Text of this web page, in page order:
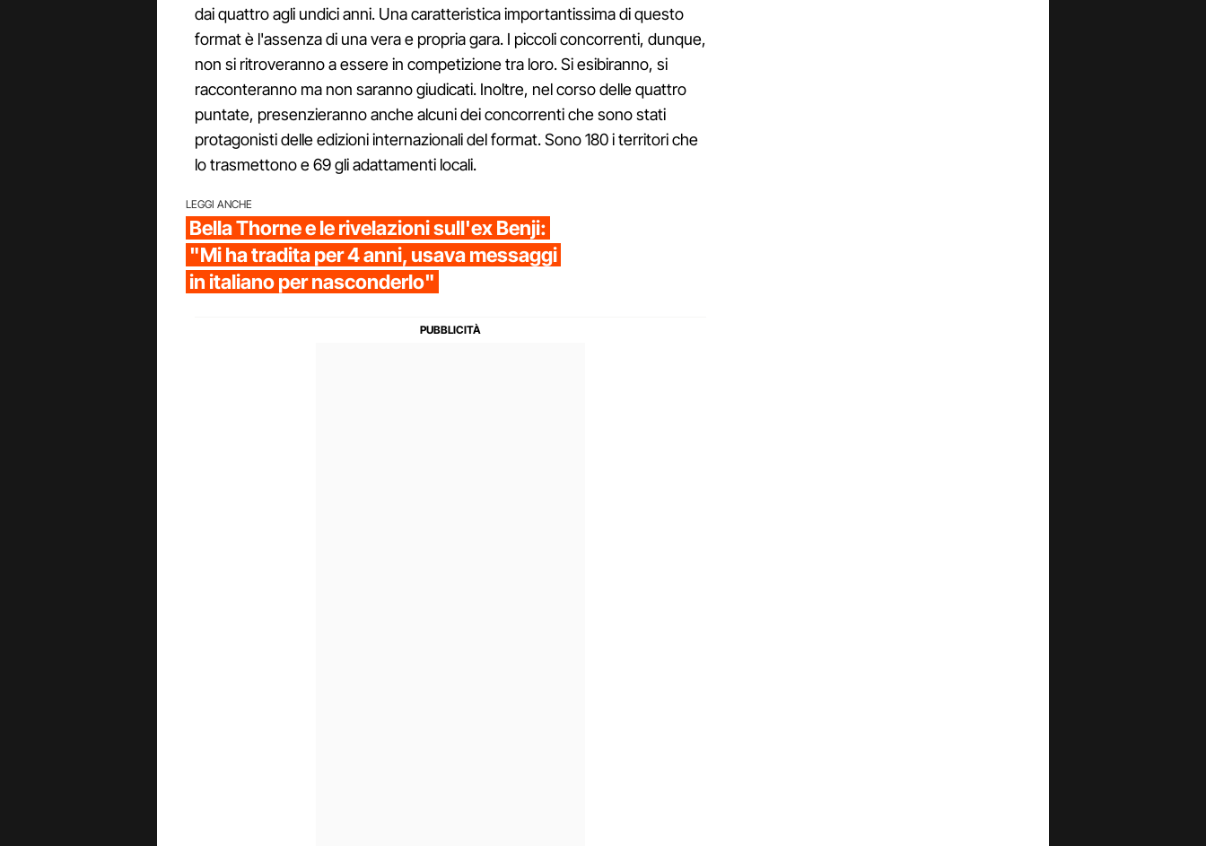
dai quattro agli undici anni. Una caratteristica importantissima di questo
format è l'assenza di una vera e propria gara. I piccoli concorrenti, dunque,
non si ritroveranno a essere in competizione tra loro. Si esibiranno, si
racconteranno ma non saranno giudicati. Inoltre, nel corso delle quattro
puntate, presenzieranno anche alcuni dei concorrenti che sono stati
protagonisti delle edizioni internazionali del format. Sono 180 i territori che
lo trasmettono e 69 gli adattamenti locali.
LEGGI ANCHE
Bella Thorne e le rivelazioni sull'ex Benji:
"Mi ha tradita per 4 anni, usava messaggi
in italiano per nasconderlo"